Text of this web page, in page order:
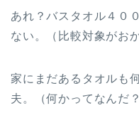
あれ？バスタオル４０
ない。（比較対象がお
家にまだあるタオルも
夫。（何かってなんだ？